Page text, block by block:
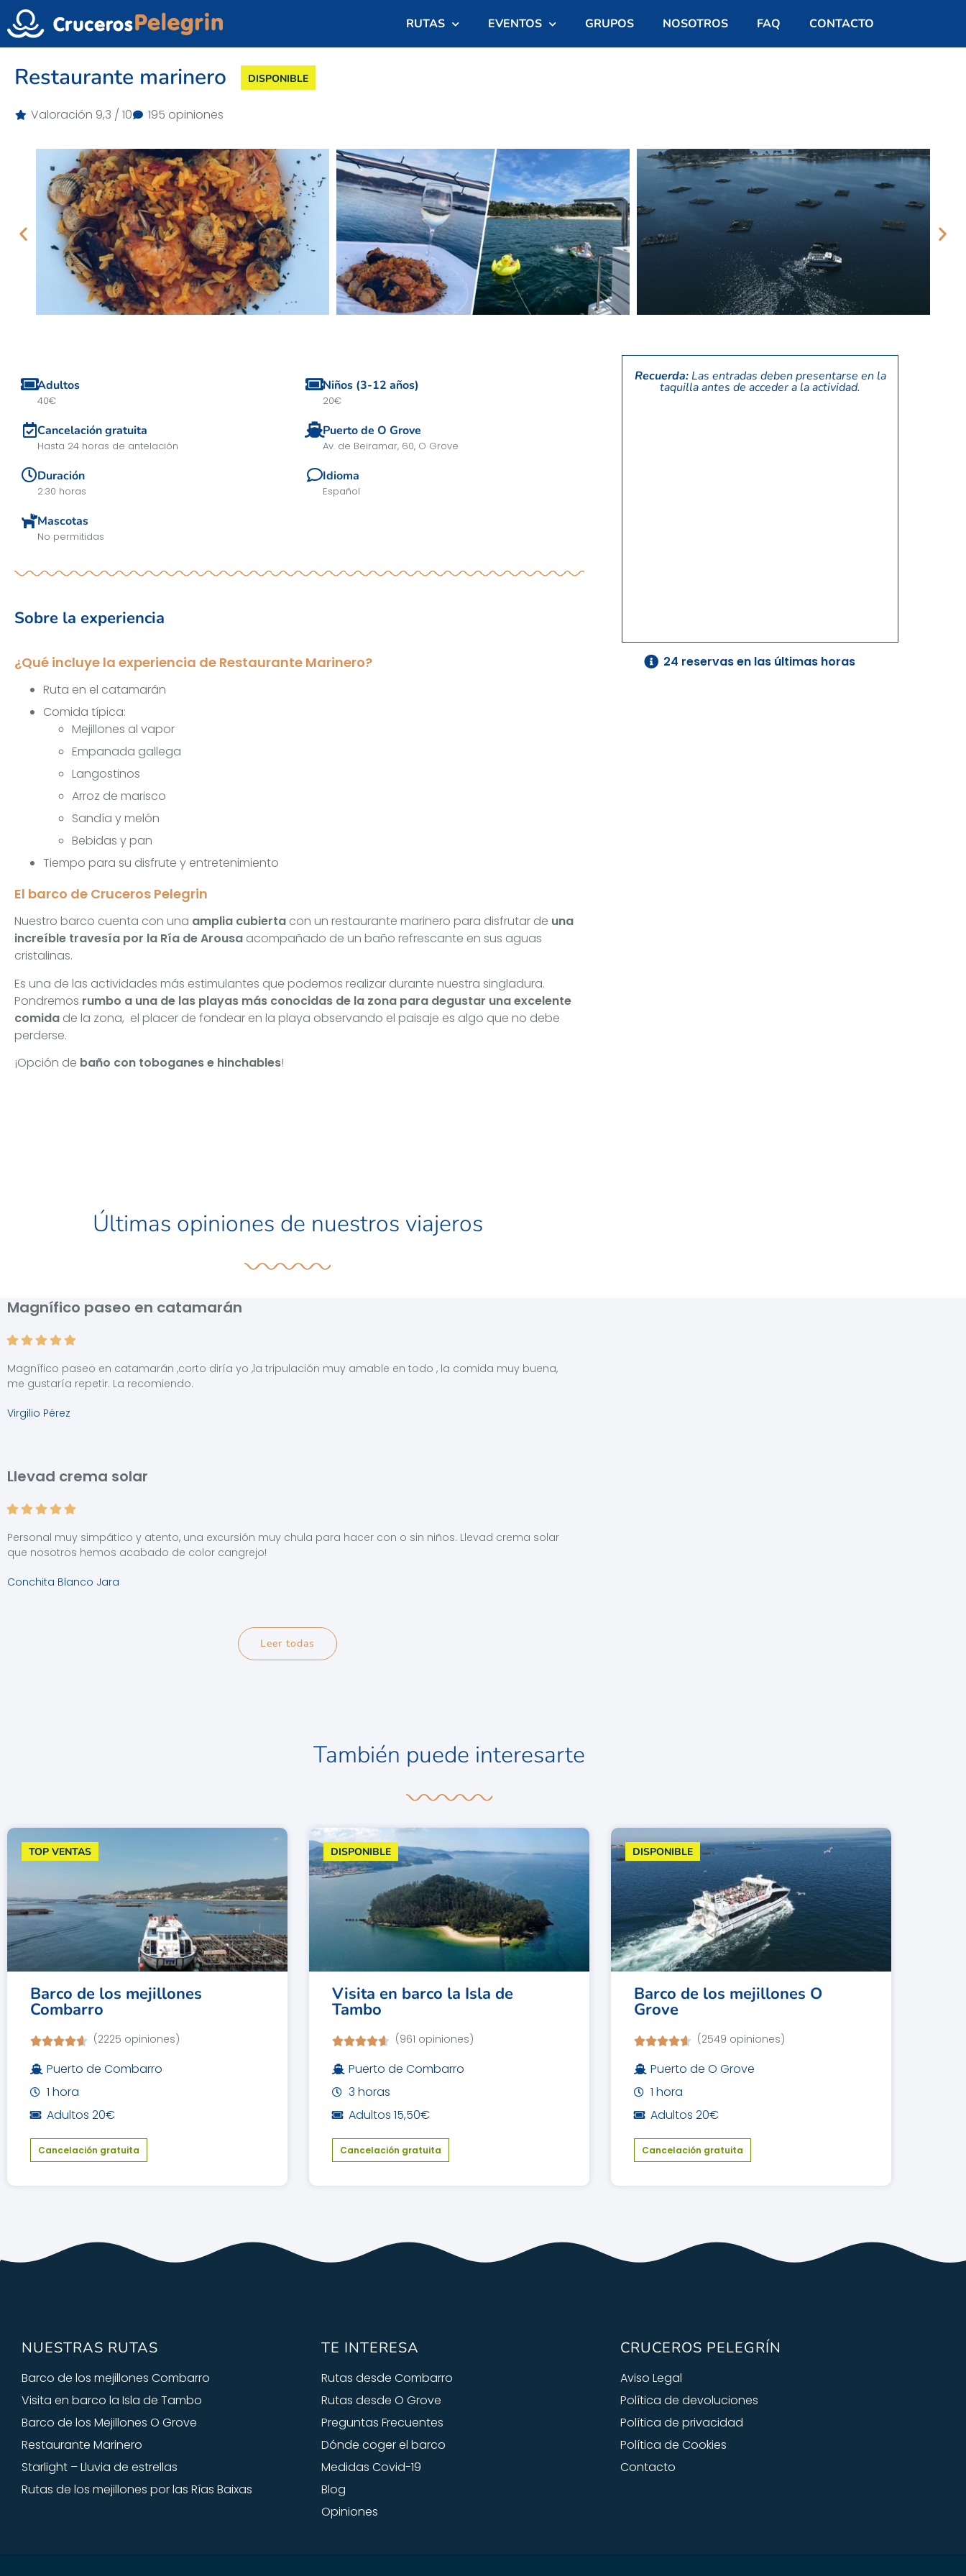
RUTAS EVENTOS GRUPOS NOSOTROS FAQ CONTACTO
Restaurante marinero DISPONIBLE
Valoración 9,3 / 10 195 opiniones
Adultos
40€
Niños (3-12 años)
20€
Cancelación gratuita
Hasta 24 horas de antelación
Puerto de O Grove
Av. de Beiramar, 60, O Grove
Duración
2:30 horas
Idioma
Español
Mascotas
No permitidas
Sobre la experiencia
¿Qué incluye la experiencia de Restaurante Marinero?
Ruta en el catamarán
Comida típica:
Mejillones al vapor
Empanada gallega
Langostinos
Arroz de marisco
Sandía y melón
Bebidas y pan
Tiempo para su disfrute y entretenimiento
El barco de Cruceros Pelegrin
Nuestro barco cuenta con una amplia cubierta con un restaurante marinero para disfrutar de una
increíble travesía por la Ría de Arousa acompañado de un baño refrescante en sus aguas
cristalinas.
Es una de las actividades más estimulantes que podemos realizar durante nuestra singladura.
Pondremos rumbo a una de las playas más conocidas de la zona para degustar una excelente
comida de la zona, el placer de fondear en la playa observando el paisaje es algo que no debe
perderse.
¡Opción de baño con toboganes e hinchables!
Recuerda:Las entradas deben presentarse en la
taquilla antes de acceder a la actividad.
24 reservas en las últimas horas
Últimas opiniones de nuestros viajeros
Magnífico paseo en catamarán
Magnífico paseo en catamarán ,corto diría yo ,la tripulación muy amable en todo , la comida muy buena,
me gustaría repetir. La recomiendo.
Virgilio Pérez
Llevad crema solar
Personal muy simpático y atento, una excursión muy chula para hacer con o sin niños. Llevad crema solar
que nosotros hemos acabado de color cangrejo!
Conchita Blanco Jara
Leer todas
También puede interesarte
TOP VENTAS
Barco de los mejillones
Combarro
(2225 opiniones)
Puerto de Combarro
1 hora
Adultos 20€
Cancelación gratuita
DISPONIBLE
Visita en barco la Isla de
Tambo
(961 opiniones)
Puerto de Combarro
3 horas
Adultos 15,50€
Cancelación gratuita
DISPONIBLE
Barco de los mejillones O
Grove
(2549 opiniones)
Puerto de O Grove
1 hora
Adultos 20€
Cancelación gratuita
NUESTRAS RUTAS
Barco de los mejillones Combarro
Visita en barco la Isla de Tambo
Barco de los Mejillones O Grove
Restaurante Marinero
Starlight – Lluvia de estrellas
Rutas de los mejillones por las Rías Baixas
TE INTERESA
Rutas desde Combarro
Rutas desde O Grove
Preguntas Frecuentes
Dónde coger el barco
Medidas Covid-19
Blog
Opiniones
CRUCEROS PELEGRÍN
Aviso Legal
Política de devoluciones
Política de privacidad
Política de Cookies
Contacto